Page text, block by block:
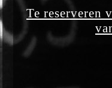
Te reserveren